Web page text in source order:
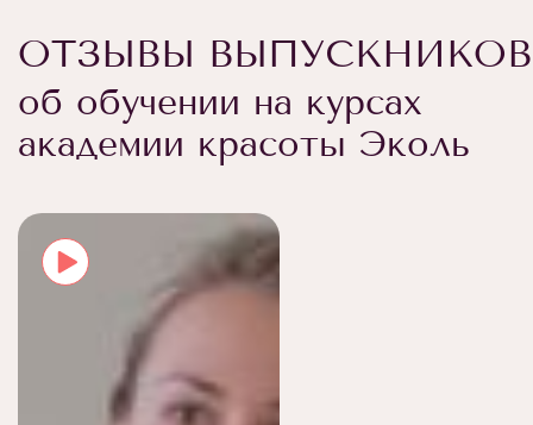
ОТЗЫВЫ ВЫПУСКНИКОВ
об обучении на курсах
академии красоты Эколь